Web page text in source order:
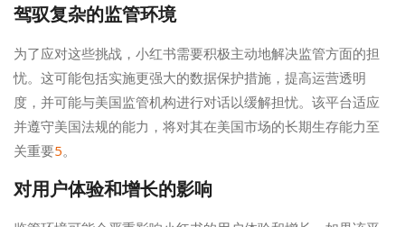
驾驭复杂的监管环境
为了应对这些挑战，小红书需要积极主动地解决监管方面的担
忧。这可能包括实施更强大的数据保护措施，提高运营透明
度，并可能与美国监管机构进行对话以缓解担忧。该平台适应
并遵守美国法规的能力，将对其在美国市场的长期生存能力至
关重要5。
对用户体验和增长的影响